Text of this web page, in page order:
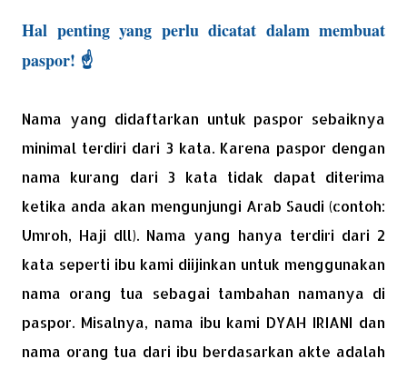
Hal penting yang perlu dicatat dalam membuat
paspor! ☝
Nama yang didaftarkan untuk paspor sebaiknya
minimal terdiri dari 3 kata. Karena paspor dengan
nama kurang dari 3 kata tidak dapat diterima
ketika anda akan mengunjungi Arab Saudi (contoh:
Umroh, Haji dll). Nama yang hanya terdiri dari 2
kata seperti ibu kami diijinkan untuk menggunakan
nama orang tua sebagai tambahan namanya di
paspor. Misalnya, nama ibu kami DYAH IRIANI dan
nama orang tua dari ibu berdasarkan akte adalah